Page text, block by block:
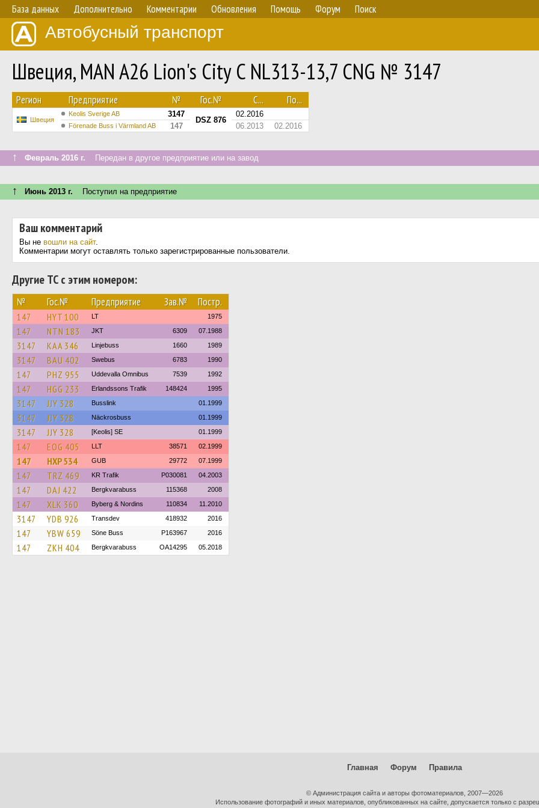
База данных Дополнительно Комментарии Обновления Помощь Форум Поиск
Автобусный транспорт
Швеция, MAN A26 Lion's City C NL313-13,7 CNG № 3147
Регион Предприятие № Гос.№ С... По...
Швеция
Keolis Sverige AB 3147
DSZ 876
02.2016
Förenade Buss i Värmland AB 147 06.2013 02.2016
↑ Февраль 2016 г. Передан в другое предприятие или на завод
↑ Июнь 2013 г. Поступил на предприятие
Ваш комментарий
Вы не вошли на сайт.
Комментарии могут оставлять только зарегистрированные пользователи.
Другие ТС с этим номером:
№ Гос.№ Предприятие Зав.№ Постр.
147 HYT 100 LT 1975
147 NTN 183 JKT 6309 07.1988
3147 KAA 346 Linjebuss 1660 1989
3147 BAU 402 Swebus 6783 1990
147 PHZ 955 Uddevalla Omnibus 7539 1992
147 HGG 233 Erlandssons Trafik 148424 1995
3147 JJY 328 Busslink 01.1999
3147 JJY 328 Näckrosbuss 01.1999
3147 JJY 328 [Keolis] SE 01.1999
147 EOG 405 LLT 38571 02.1999
147 HXP 534 GUB 29772 07.1999
147 TRZ 469 KR Trafik P030081 04.2003
147 DAJ 422 Bergkvarabuss 115368 2008
147 XLK 360 Byberg & Nordins 110834 11.2010
3147 YDB 926 Transdev 418932 2016
147 YBW 659 Söne Buss P163967 2016
147 ZKH 404 Bergkvarabuss OA14295 05.2018
Главная Форум Правила
© Администрация сайта и авторы фотоматериалов, 2007—2026
Использование фотографий и иных материалов, опубликованных на сайте, допускается только с